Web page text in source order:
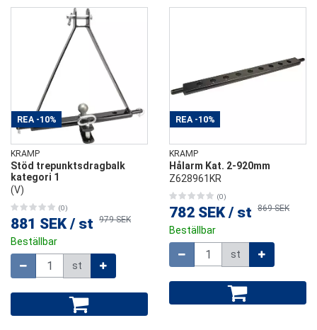
REA -10%
KRAMP
Stöd trepunktsdragbalk
kategori 1
(V)
(0)
881 SEK / st 979 SEK
Beställbar
st
REA -10%
KRAMP
Hålarm Kat. 2-920mm
Z628961KR
(0)
782 SEK / st 869 SEK
Beställbar
st